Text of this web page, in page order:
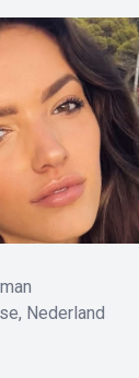
Nederland